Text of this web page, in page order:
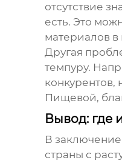
отсутствие
есть. Это
материалов в
Другая
темпуру.
конкурентов,
Пищевой,
Вывод: где
В
страны с